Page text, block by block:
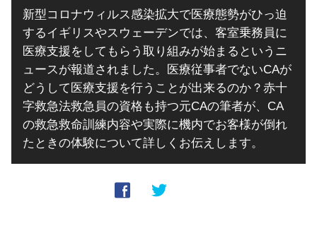
新型コロナウィルス感染拡大で医療態勢がひっ迫
するイギリスやスウェーデンでは、客室乗務員に
医療支援をしてもらう取り組みが始まるというニ
ュースが報道されました。医療従事者でないCAが
どうして医療支援を行うことが出来るのか？赤十
字救急法救急員の資格も持つ元CAの筆者が、CA
の救急救命訓練内容や実際に機内でお客様が倒れ
たときの体験について詳しくお伝えします。